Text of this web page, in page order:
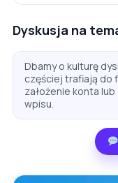
Dyskusja na
Dbamy o kulturę
częściej trafiają do
założenie konta
wpisu.